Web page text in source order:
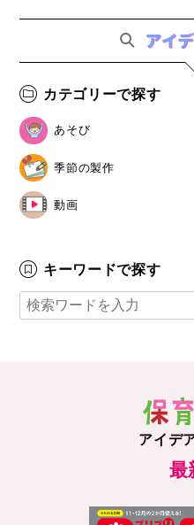
カテゴリーで探す
あそび
季節の製作
動画
キーワードで探す
アイデ
最